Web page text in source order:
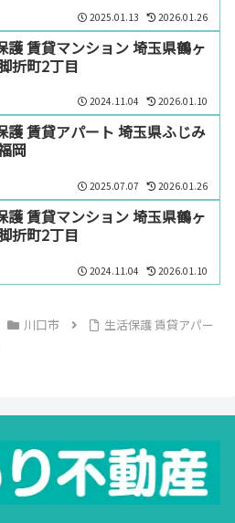
2025.01.13 2026.01.26
護 賃貸マンション 埼玉県鶴ヶ
折町2丁目
2024.11.04 2026.01.10
護 賃貸アパート 埼玉県ふじみ
岡
2025.07.07 2026.01.26
護 賃貸マンション 埼玉県鶴ヶ
折町2丁目
2024.11.04 2026.01.10
川口市
生活保護 賃貸アパー